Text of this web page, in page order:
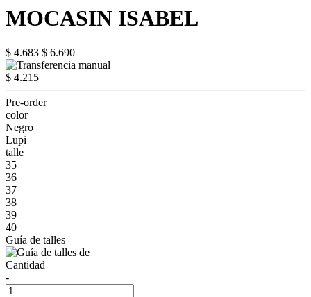
MOCASIN ISABEL
$ 4.683 $ 6.690
$ 4.215
Pre-order
color
Negro
Lupi
talle
35
36
37
38
39
40
Guía de talles
Cantidad
-